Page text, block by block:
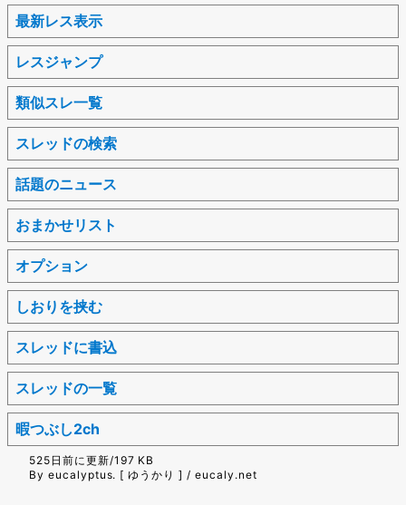
最新レス表示
レスジャンプ
類似スレ一覧
スレッドの検索
話題のニュース
おまかせリスト
オプション
しおりを挟む
スレッドに書込
スレッドの一覧
暇つぶし2ch
525日前に更新/197 KB
By eucalyptus. [ ゆうかり ] / eucaly.net